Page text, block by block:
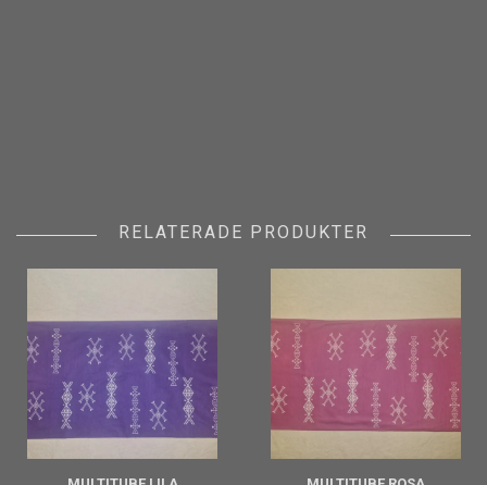
RELATERADE PRODUKTER